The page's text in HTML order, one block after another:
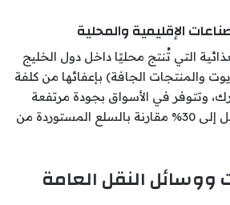
التي تُنتج محليًا داخل دول الخليج
والمنتجات الجافة) بإعفائها من كلفة
وتتوفر في الأسواق بجودة مرتفعة
وأسعار تقل بنسبة تصل إلى 30% مقارنة بالسلع المستوردة من
ووسائل النقل العامة